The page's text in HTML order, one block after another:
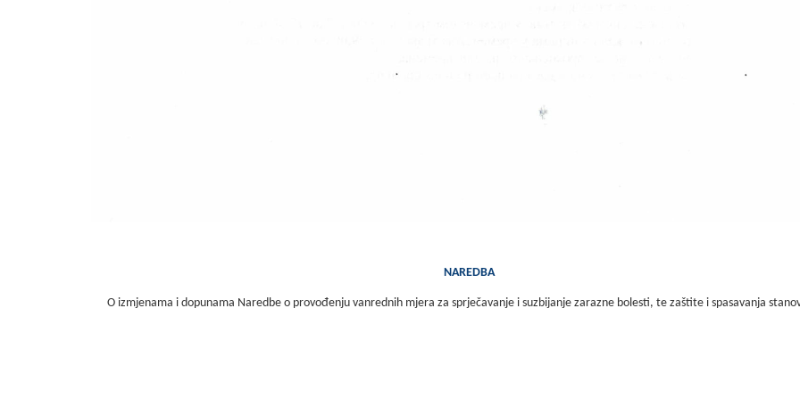
NAREDBA
O izmjenama i dopunama Naredbe o provođenju vanrednih mjera za sprječavanje i suzbijanje zarazne bolesti, te zaštite i spasavanja